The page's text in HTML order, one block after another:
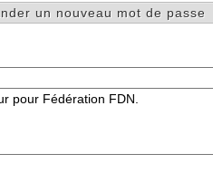
un nouveau mot de passe
pour Fédération FDN.